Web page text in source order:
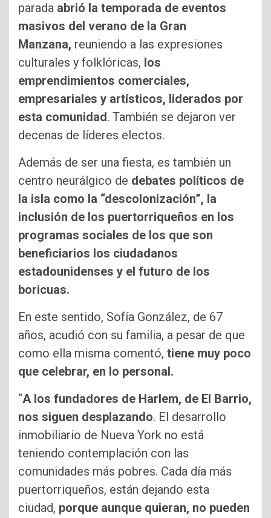
parada abrió la temporada de eventos
masivos del verano de la Gran
Manzana, reuniendo a las expresiones
culturales y folklóricas, los
emprendimientos comerciales,
empresariales y artísticos, liderados por
esta comunidad. También se dejaron ver
decenas de líderes electos.
Además de ser una fiesta, es también un
centro neurálgico de debates políticos de
la isla como la “descolonización”, la
inclusión de los puertorriqueños en los
programas sociales de los que son
beneficiarios los ciudadanos
estadounidenses y el futuro de los
boricuas.
En este sentido, Sofía González, de 67
años, acudió con su familia, a pesar de que
como ella misma comentó, tiene muy poco
que celebrar, en lo personal.
“A los fundadores de Harlem, de El Barrio,
nos siguen desplazando. El desarrollo
inmobiliario de Nueva York no está
teniendo contemplación con las
comunidades más pobres. Cada día más
puertorriqueños, están dejando esta
ciudad, porque aunque quieran, no pueden